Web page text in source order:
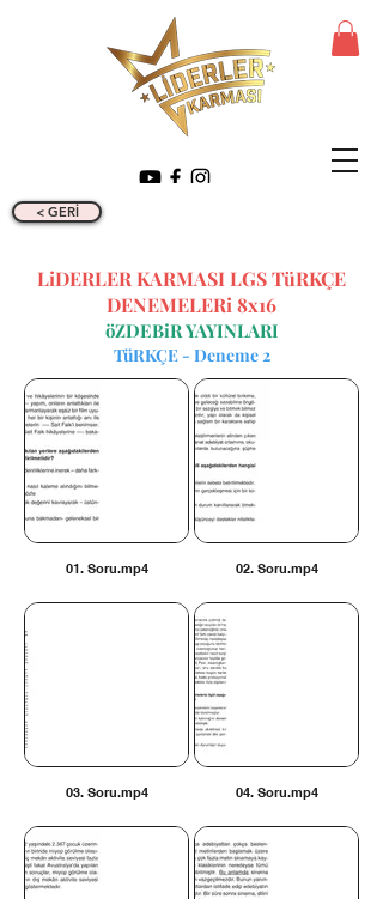
< GERİ
LiDERLER KARMASI LGS TüRKÇE
DENEMELERi 8x16
öZDEBiR YAYINLARI
TüRKÇE - Deneme 2
01. Soru.mp4 02. Soru.mp4
03. Soru.mp4 04. Soru.mp4